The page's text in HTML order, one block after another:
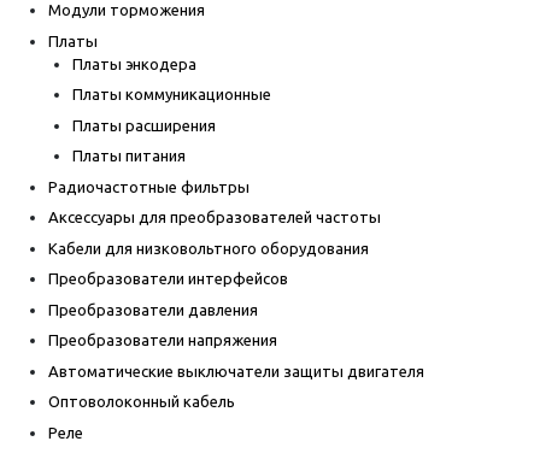
Модули торможения
Платы
Платы энкодера
Платы коммуникационные
Платы расширения
Платы питания
Радиочастотные фильтры
Аксессуары для преобразователей частоты
Кабели для низковольтного оборудования
Преобразователи интерфейсов
Преобразователи давления
Преобразователи напряжения
Автоматические выключатели защиты двигателя
Оптоволоконный кабель
Реле